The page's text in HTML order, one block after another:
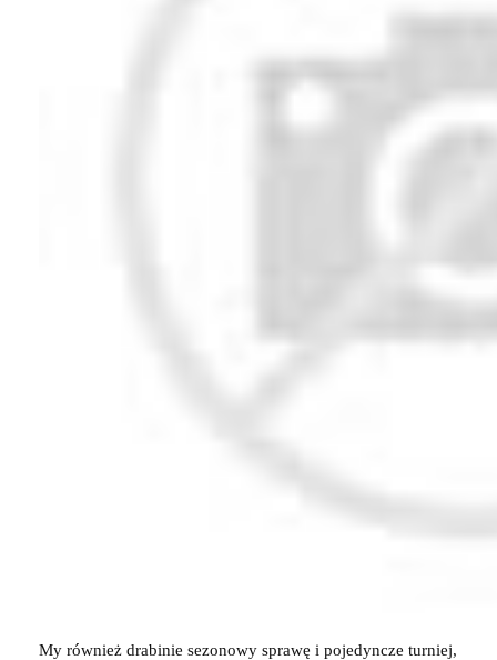
My również drabinie sezonowy sprawę i pojedyncze turniej,